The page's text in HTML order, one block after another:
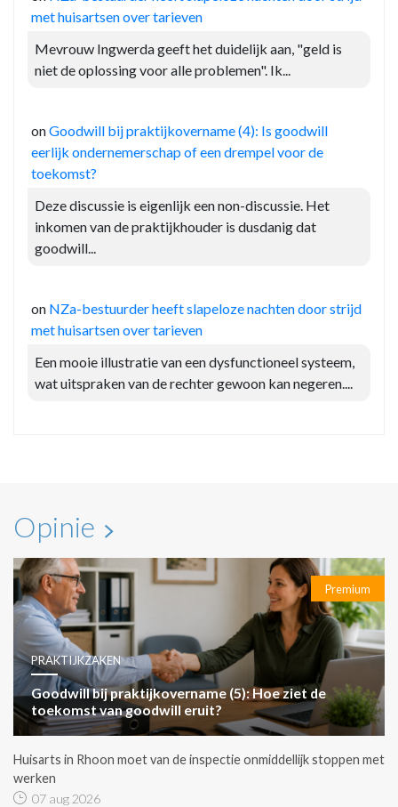
met huisartsen over tarieven
Mevrouw Ingwerda geeft het duidelijk aan, "geld is
niet de oplossing voor alle problemen". Ik...
onGoodwill bij praktijkovername (4): Is goodwill
eerlijk ondernemerschap of een drempel voor de
toekomst?
Deze discussie is eigenlijk een non-discussie. Het
inkomen van de praktijkhouder is dusdanig dat
goodwill...
on NZa-bestuurder heeft slapeloze nachten door strijd
met huisartsen over tarieven
Een mooie illustratie van een dysfunctioneel systeem,
wat uitspraken van de rechter gewoon kan negeren....
Opinie
Premium
PRAKTIJKZAKEN
Goodwill bij praktijkovername (5): Hoe ziet de
toekomst van goodwill eruit?
Huisarts in Rhoon moet van de inspectie onmiddellijk stoppen met
werken
07 aug 2026